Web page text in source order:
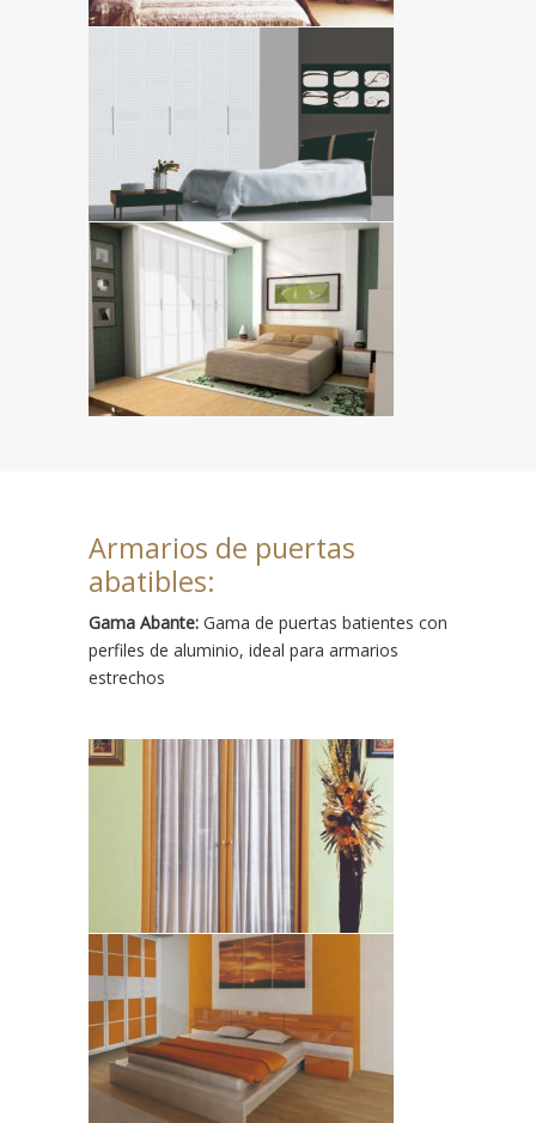
Armarios de puertas
abatibles:
Gama Abante: Gama de puertas batientes con
perfiles de aluminio, ideal para armarios
estrechos